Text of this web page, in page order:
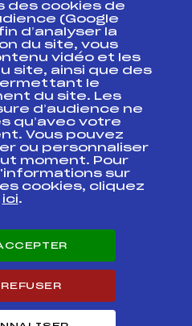
fédéral
Formation, Suivi
des cookies de
(Google
d’analyser la
du site, vous
vidéo et les
site, ainsi que des
le
du site. Les
d’audience ne
qu’avec votre
Vous pouvez
ou personnaliser
moment. Pour
sur
cookies, cliquez
ici.